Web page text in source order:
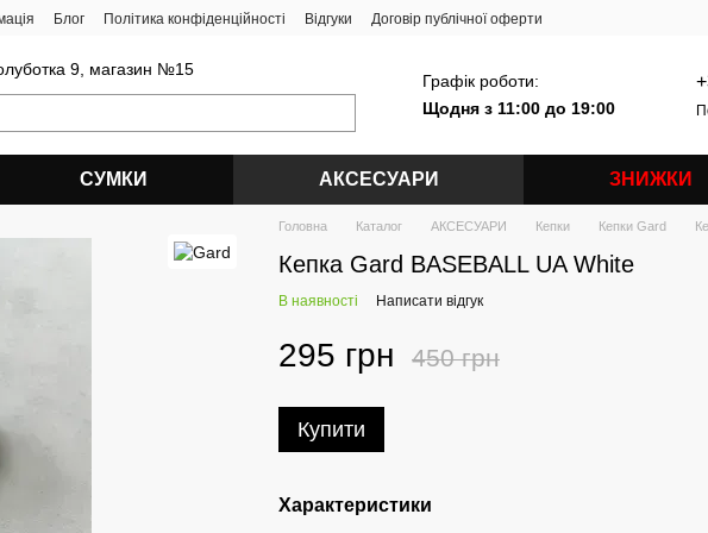
Блог Політика конфіденційності Відгуки Договір публічної оферти
9, магазин №15
Графік роботи:
Щодня з 11:00 до 19:00
СУМКИ АКСЕСУАРИ ЗНИЖКИ
Головна Каталог АКСЕСУАРИ Кепки Кепки Gard
Кепка Gard BASEBALL UA White
В наявності Написати відгук
295 грн 450 грн
Купити
Характеристики